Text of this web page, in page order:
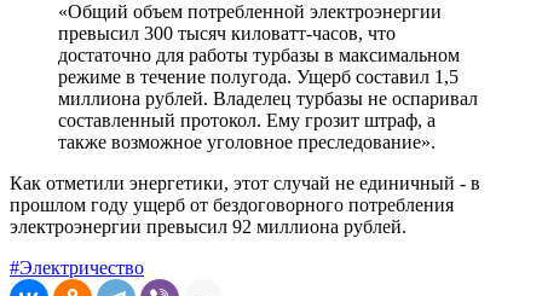
«Общий объем потребленной электроэнергии
превысил 300 тысяч киловатт-часов, что
достаточно для работы турбазы в максимальном
режиме в течение полугода. Ущерб составил 1,5
миллиона рублей. Владелец турбазы не оспаривал
составленный протокол. Ему грозит штраф, а
также возможное уголовное преследование».
Как отметили энергетики, этот случай не единичный - в
прошлом году ущерб от бездоговорного потребления
электроэнергии превысил 92 миллиона рублей.
#Электричество